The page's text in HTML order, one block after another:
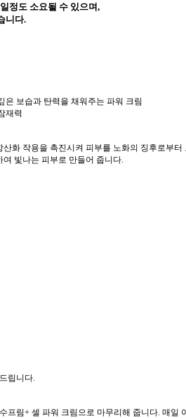
정도 소요될 수 있으며,
니다.
은 보습과 탄력을 채워주는 파워 크림
재력
화 작용을 촉진시켜 피부를 노화의 징후로부
빛나는 피부로 만들어 줍니다.
립니다.
프림+ 셀 파워 크림으로 마무리해 줍니다. 매일